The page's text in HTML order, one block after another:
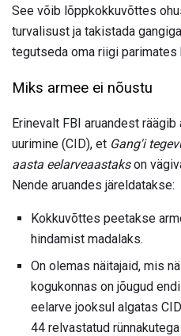
See võib lõppkokkuvõttes
turvalisust ja takistada
tegutseda oma riigi parimates
Miks armee ei nõustu
Erinevalt FBI aruandest
uurimine (CID), et Gang'i
aasta eelarveaastakson
Nende aruandes järeldatakse:
Kokkuvõttes peetakse
hindamist madalaks.
On olemas näitajaid, mis
kogukonnas on jõugud
eelarve jooksul algatas
44 relvastatud